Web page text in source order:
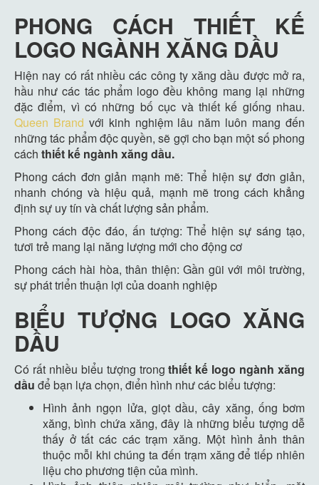
PHONG CÁCH THIẾT KẾ
LOGO NGÀNH XĂNG DẦU
Hiện nay có rất nhiều các công ty xăng dầu được mở ra,
hầu như các tác phẩm logo đều không mang lại những
đặc điểm, vì có những bố cục và thiết kế giống nhau.
Queen Brand với kinh nghiệm lâu năm luôn mang đến
những tác phẩm độc quyền, sẽ gợi cho bạn một số phong
cách thiết kế ngành xăng dầu.
Phong cách đơn giản mạnh mẽ: Thể hiện sự đơn giản,
nhanh chóng và hiệu quả, mạnh mẽ trong cách khẳng
định sự uy tín và chất lượng sản phẩm.
Phong cách độc đáo, ấn tượng: Thể hiện sự sáng tạo,
tươi trẻ mang lại năng lượng mới cho động cơ
Phong cách hài hòa, thân thiện: Gần gũi với môi trường,
sự phát triển thuận lợi của doanh nghiệp
BIỂU TƯỢNG LOGO XĂNG
DẦU
Có rất nhiều biểu tượng trong thiết kế logo ngành xăng
dầu để bạn lựa chọn, điển hình như các biểu tượng:
Hình ảnh ngọn lửa, giọt dầu, cây xăng, ống bơm
xăng, bình chứa xăng, đây là những biểu tượng dễ
thấy ở tất các các trạm xăng. Một hình ảnh thân
thuộc mỗi khi chúng ta đến trạm xăng để tiếp nhiên
liệu cho phương tiện của mình.